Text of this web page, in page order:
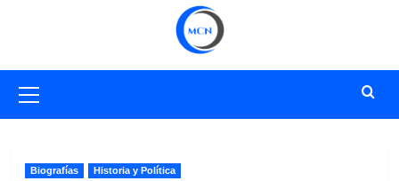
primario
Biografías Historia y Política